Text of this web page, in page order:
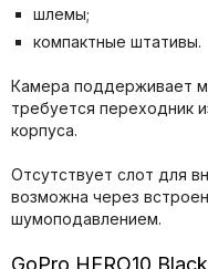
шлемы;
компактные штативы.
Камера поддерживает
требуется переходник
корпуса.
Отсутствует слот для
возможна через
шумоподавлением.